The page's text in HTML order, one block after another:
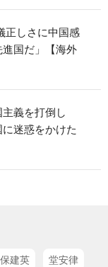
正しさに中国感
国だ」【海外
義を打倒し
迷惑をかけた
建英 堂安律